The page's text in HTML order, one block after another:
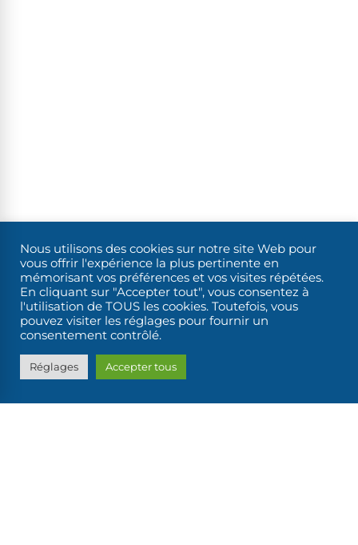
TROUVER MON BATEAU
Nous utilisons des cookies sur notre site Web pour
vous offrir l'expérience la plus pertinente en
mémorisant vos préférences et vos visites répétées.
En cliquant sur "Accepter tout", vous consentez à
l'utilisation de TOUS les cookies. Toutefois, vous
pouvez visiter les réglages pour fournir un
consentement contrôlé.
Réglages Accepter tous